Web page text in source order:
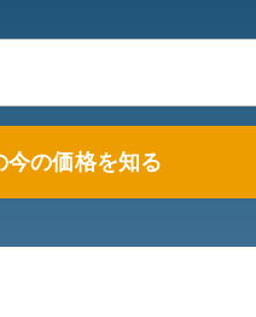
今の価格を知る